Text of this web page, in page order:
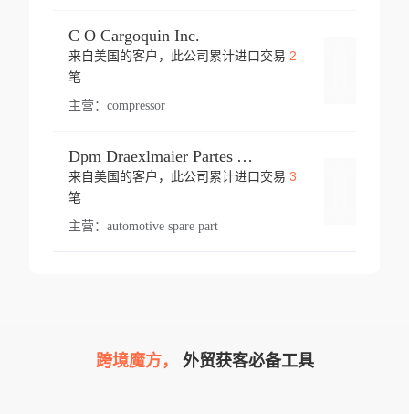
C O Cargoquin Inc.
来自美国的客户，此公司累计进口交易 2
笔
主营： compressor
Dpm Draexlmaier Partes Automotrices Corr Ind Huejotzingo
来自美国的客户，此公司累计进口交易 3
笔
主营： automotive spare part
跨境魔方， 外贸获客必备工具